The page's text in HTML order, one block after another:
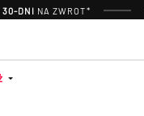
30-DNI NA ZWROT*